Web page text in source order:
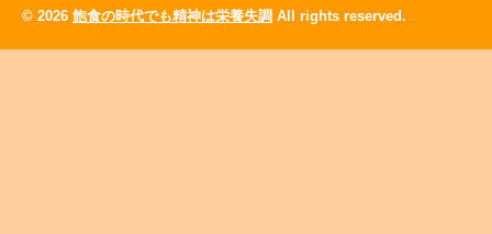
© 2026 飽食の時代でも精神は栄養失調 All rights reserved.